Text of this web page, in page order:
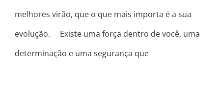
melhores virão, que o que mais importa é a sua
evolução. ⠀ Existe uma força dentro de você, uma
determinação e uma segurança que